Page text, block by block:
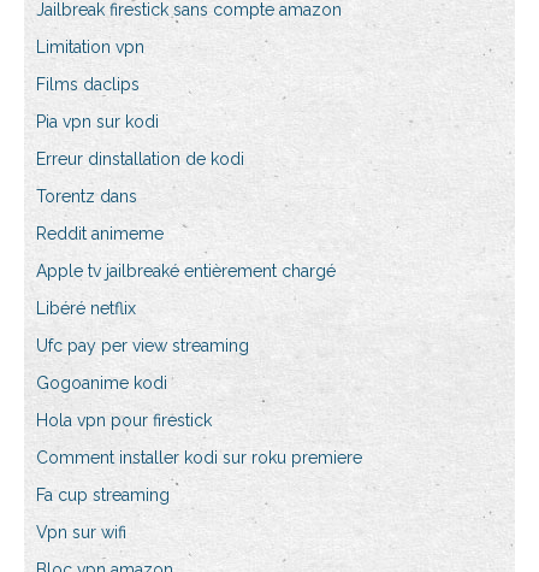
Jailbreak firestick sans compte amazon
Limitation vpn
Films daclips
Pia vpn sur kodi
Erreur dinstallation de kodi
Torentz dans
Reddit animeme
Apple tv jailbreaké entièrement chargé
Libéré netflix
Ufc pay per view streaming
Gogoanime kodi
Hola vpn pour firestick
Comment installer kodi sur roku premiere
Fa cup streaming
Vpn sur wifi